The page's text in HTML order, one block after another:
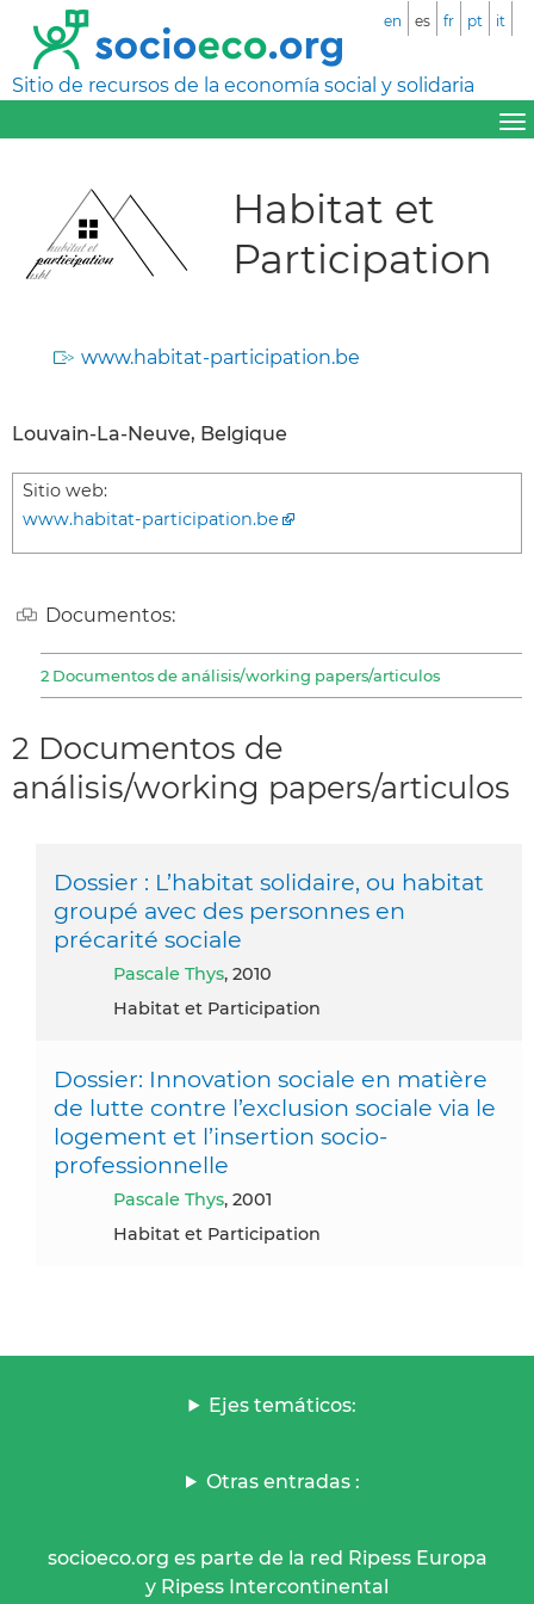
Sitio de recursos de la economía social y solidaria
en es fr pt it
Habitat et
Participation
www.habitat-participation.be
Louvain-La-Neuve, Belgique
Sitio web:
www.habitat-participation.be
Documentos:
2 Documentos de análisis/working papers/articulos
2 Documentos de
análisis/working papers/articulos
Dossier : L’habitat solidaire, ou habitat
groupé avec des personnes en
précarité sociale
Pascale Thys, 2010
Habitat et Participation
Dossier: Innovation sociale en matière
de lutte contre l’exclusion sociale via le
logement et l’insertion socio-
professionnelle
Pascale Thys, 2001
Habitat et Participation
Ejes temáticos:
Otras entradas :
socioeco.org es parte de la red Ripess Europa
y Ripess Intercontinental